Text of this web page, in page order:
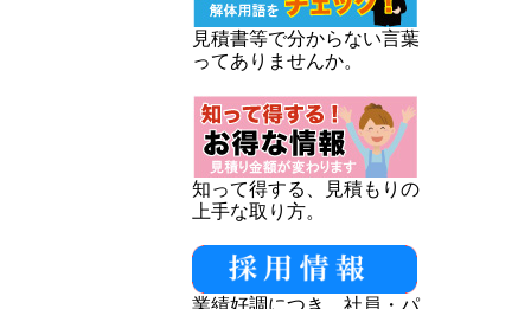
見積書等で分からない言葉
ってありませんか。
知って得する、見積もりの
上手な取り方。
業績好調につき、社員・パ